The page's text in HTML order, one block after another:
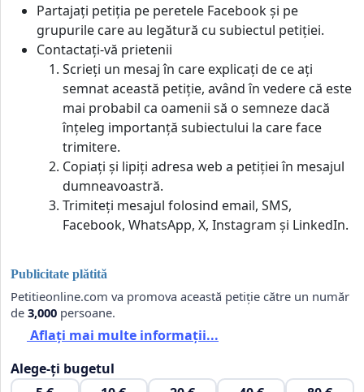
Partajați petiția pe peretele Facebook și pe
grupurile care au legătură cu subiectul petiției.
Contactați-vă prietenii
Scrieți un mesaj în care explicați de ce ați
semnat această petiție, având în vedere că este
mai probabil ca oamenii să o semneze dacă
înțeleg importanță subiectului la care face
trimitere.
Copiați și lipiți adresa web a petiției în mesajul
dumneavoastră.
Trimiteți mesajul folosind email, SMS,
Facebook, WhatsApp, X, Instagram și LinkedIn.
Publicitate plătită
Petitieonline.com va promova această petiție către un număr
de 3,000 persoane.
Aflați mai multe informații...
Alege-ți bugetul